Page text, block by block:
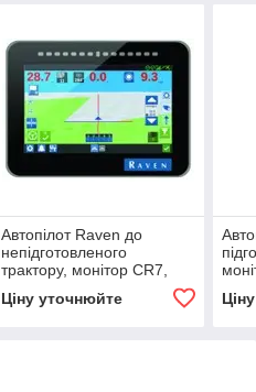
Автопілот Raven до
непідготовленого
трактору, монітор CR7,
розблокованого до RTK,
Ціну уточнюйте